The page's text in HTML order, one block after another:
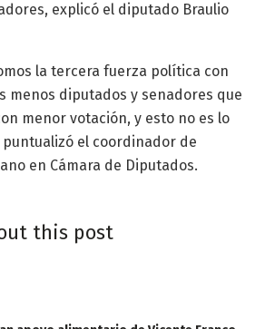
explicó el diputado Braulio
la tercera fuerza política con
menos diputados y senadores que
menor votación, y esto no es lo
el coordinador de
en Cámara de Diputados.
this post